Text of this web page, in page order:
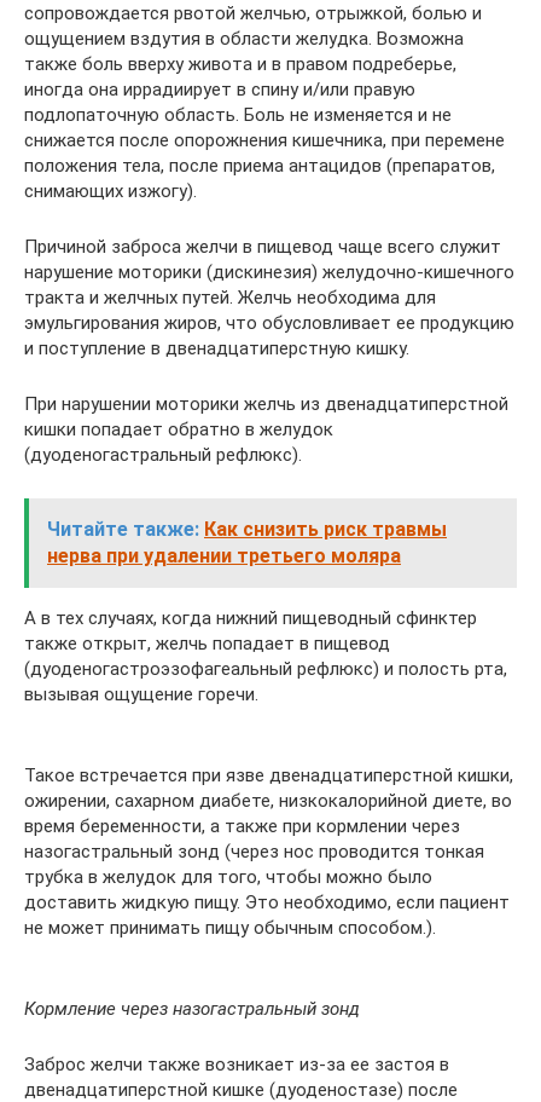
сопровождается рвотой желчью, отрыжкой, болью и
ощущением вздутия в области желудка. Возможна
также боль вверху живота и в правом подреберье,
иногда она иррадиирует в спину и/или правую
подлопаточную область. Боль не изменяется и не
снижается после опорожнения кишечника, при перемене
положения тела, после приема антацидов (препаратов,
снимающих изжогу).
Причиной заброса желчи в пищевод чаще всего служит
нарушение моторики (дискинезия) желудочно-кишечного
тракта и желчных путей. Желчь необходима для
эмульгирования жиров, что обусловливает ее продукцию
и поступление в двенадцатиперстную кишку.
При нарушении моторики желчь из двенадцатиперстной
кишки попадает обратно в желудок
(дуоденогастральный рефлюкс).
Читайте также: Как снизить риск травмы
нерва при удалении третьего моляра
А в тех случаях, когда нижний пищеводный сфинктер
также открыт, желчь попадает в пищевод
(дуоденогастроэзофагеальный рефлюкс) и полость рта,
вызывая ощущение горечи.
Такое встречается при язве двенадцатиперстной кишки,
ожирении, сахарном диабете, низкокалорийной диете, во
время беременности, а также при кормлении через
назогастральный зонд (через нос проводится тонкая
трубка в желудок для того, чтобы можно было
доставить жидкую пищу. Это необходимо, если пациент
не может принимать пищу обычным способом.).
Кормление через назогастральный зонд
Заброс желчи также возникает из-за ее застоя в
двенадцатиперстной кишке (дуоденостазе) после